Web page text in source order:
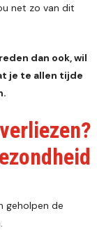
net zo van dit
dan ook, wil
je te allen tijde
geholpen de